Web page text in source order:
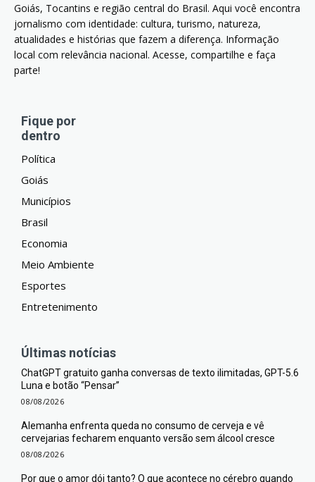
Goiás, Tocantins e região central do Brasil. Aqui você encontra
jornalismo com identidade: cultura, turismo, natureza,
atualidades e histórias que fazem a diferença. Informação
local com relevância nacional. Acesse, compartilhe e faça
parte!
Fique por
dentro
Política
Goiás
Municípios
Brasil
Economia
Meio Ambiente
Esportes
Entretenimento
Últimas notícias
ChatGPT gratuito ganha conversas de texto ilimitadas, GPT-5.6
Luna e botão “Pensar”
08/08/2026
Alemanha enfrenta queda no consumo de cerveja e vê
cervejarias fecharem enquanto versão sem álcool cresce
08/08/2026
Por que o amor dói tanto? O que acontece no cérebro quando